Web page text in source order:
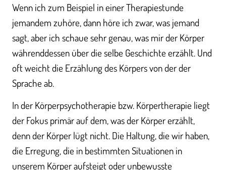
Wenn ich zum Beispiel in einer Therapiestunde
jemandem zuhöre, dann höre ich zwar, was jemand
sagt, aber ich schaue sehr genau, was mir der Körper
währenddessen über die selbe Geschichte erzählt. Und
oft weicht die Erzählung des Körpers von der der
Sprache ab.
In der Körperpsychotherapie bzw. Körpertherapie liegt
der Fokus primär auf dem, was der Körper erzählt,
denn der Körper lügt nicht. Die Haltung, die wir haben,
die Erregung, die in bestimmten Situationen in
unserem Körper aufsteigt oder unbewusste